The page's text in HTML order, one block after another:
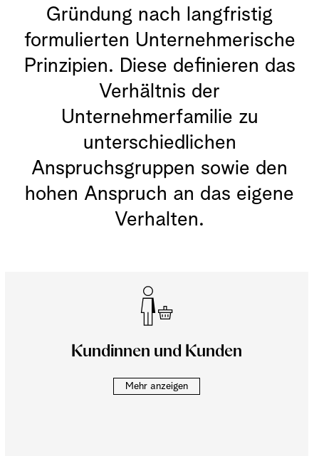
Gründung nach langfristig
formulierten Unternehmerische
Prinzipien. Diese definieren das
Verhältnis der
Unternehmerfamilie zu
unterschiedlichen
Anspruchsgruppen sowie den
hohen Anspruch an das eigene
Verhalten.
Kundinnen und Kunden
Mehr anzeigen